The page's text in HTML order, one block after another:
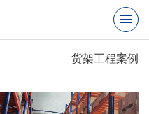
货架工程案例